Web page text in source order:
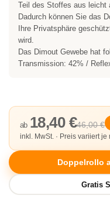
Teil des Stoffes aus leicht
Dadurch können Sie das
Ihre Privatsphäre
wird.
Das Dimout Gewebe hat
Transmission: 42% /
46,00 €
ab 18,40 €
inkl. MwSt. · Preis variiert je
Doppelrollo